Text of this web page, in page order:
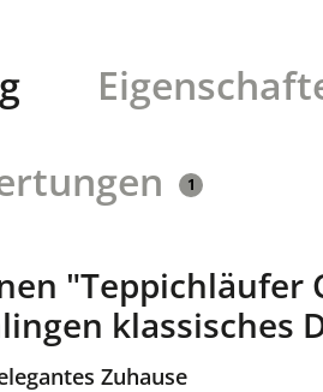
1
"Teppichläufer
klassisches
Zuhause